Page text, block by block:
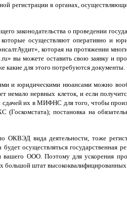
регистрации в органах,
законодательства о проведении
осуществляют оперативно и
которая на протяжении
вы можете оставить свою заявку и
какие для этого потребуются документы.
и юридическими нюансами можно
нервных клеток, и если
их в МИФНС для того, чтобы
(Госкомстата); постановка на
по ОКВЭД вида деятельности, тоже
осуществляться государственная
ООО. Поэтому для ускорения
штат высококвалифицированных